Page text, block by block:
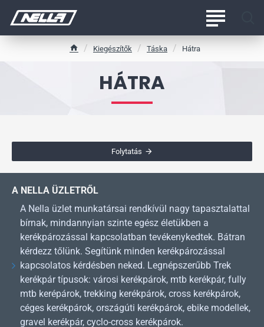
HÁTRA
Kiegészítők Táska Hátra
Folytatás
A NELLA ÜZLETRŐL
A Nella üzlet munkatársai rendkívül nagy tapasztalattal
bírnak, mindannyian szinte egész életükben a
kerékpározással kapcsolatban tevékenykedtek. Bátran
kérdezz tőlünk. Segítünk minden kerékpározással
kapcsolatos kérdésben neked. Legnépszerűbb Trek
kerékpár típusok: városi kerékpárok, mtb kerékpár, fully
mtb kerépárok, trekking kerékpárok, cross kerékpárok,
céges kerékpárok, országúti kerékpárok, ebike modellek,
gravel kerékpár, cyclo-cross kerékpárok.